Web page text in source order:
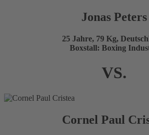
Jonas Peters
25 Jahre, 79 Kg,
Boxstall: Boxing
VS.
Cornel Paul